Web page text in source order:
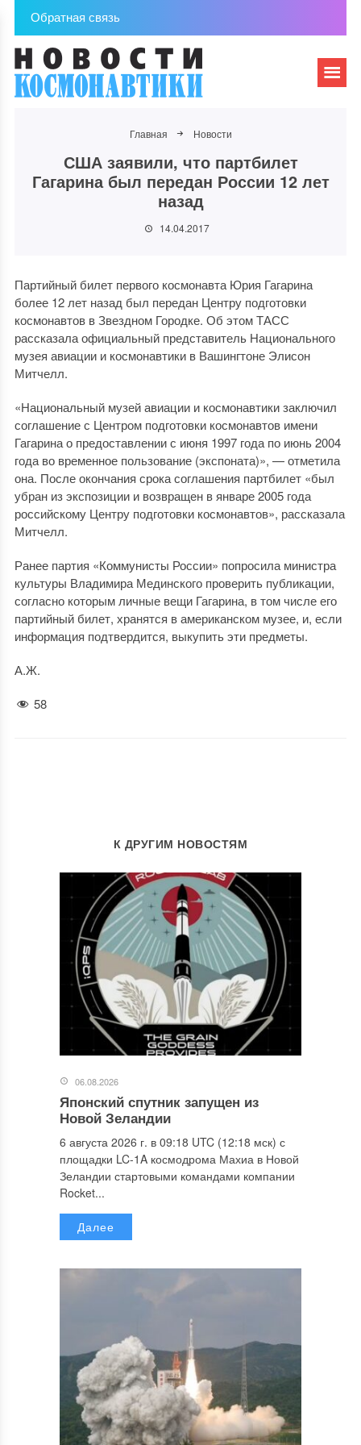
Обратная связь
Главная Новости
США заявили, что партбилет
Гагарина был передан России 12 лет
назад
14.04.2017
Партийный билет первого космонавта Юрия Гагарина
более 12 лет назад был передан Центру подготовки
космонавтов в Звездном Городке. Об этом ТАСС
рассказала официальный представитель Национального
музея авиации и космонавтики в Вашингтоне Элисон
Митчелл.
«Национальный музей авиации и космонавтики заключил
соглашение с Центром подготовки космонавтов имени
Гагарина о предоставлении с июня 1997 года по июнь 2004
года во временное пользование (экспоната)», — отметила
она. После окончания срока соглашения партбилет «был
убран из экспозиции и возвращен в январе 2005 года
российскому Центру подготовки космонавтов», рассказала
Митчелл.
Ранее партия «Коммунисты России» попросила министра
культуры Владимира Мединского проверить публикации,
согласно которым личные вещи Гагарина, в том числе его
партийный билет, хранятся в американском музее, и, если
информация подтвердится, выкупить эти предметы.
А.Ж.
58
К ДРУГИМ НОВОСТЯМ
06.08.2026
Японский спутник запущен из
Новой Зеландии
6 августа 2026 г. в 09:18 UTC (12:18 мск) с
площадки LC-1A космодрома Махиа в Новой
Зеландии стартовыми командами компании
Rocket...
Далее